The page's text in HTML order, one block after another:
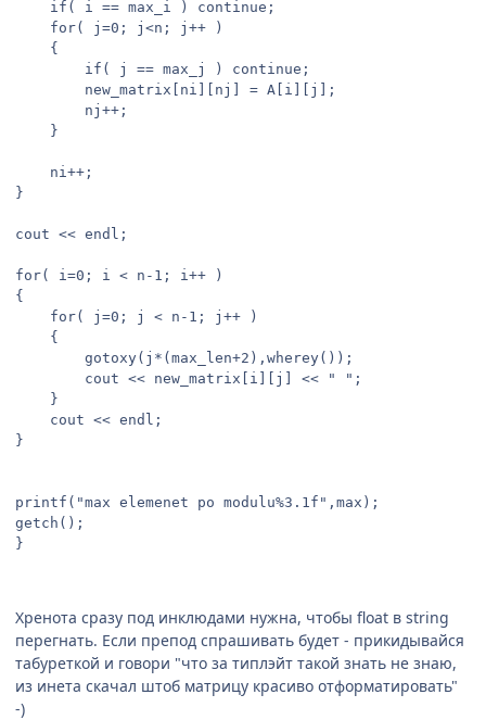
}
cout << endl;
for( i=0; i < n-1; i++ )
{
}
printf("max elemenet po modulu%3.1f",max);
getch();
}
Хренота сразу под инклюдами нужна, чтобы float в string
перегнать. Если препод спрашивать будет - прикидывайся
табуреткой и говори "что за типлэйт такой знать не знаю,
из инета скачал штоб матрицу красиво отформатировать"
-)